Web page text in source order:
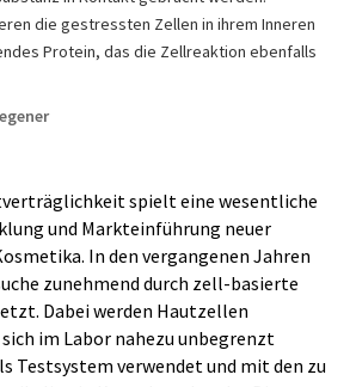
die gestressten Zellen in ihrem Inneren
Protein, das die Zellreaktion ebenfalls
spielt eine wesentliche
und Markteinführung neuer
In den vergangenen Jahren
zunehmend durch zell-basierte
Dabei werden Hautzellen
im Labor nahezu unbegrenzt
Testsystem verwendet und mit den zu